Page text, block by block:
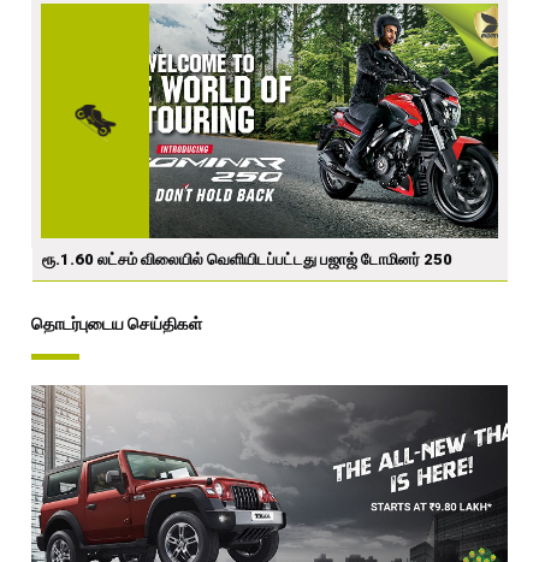
ரூ.1.60 லட்சம் விலையில் வெளியிடப்பட்டது பஜாஜ் டோமினர் 250
தொடர்புடைய செய்திகள்